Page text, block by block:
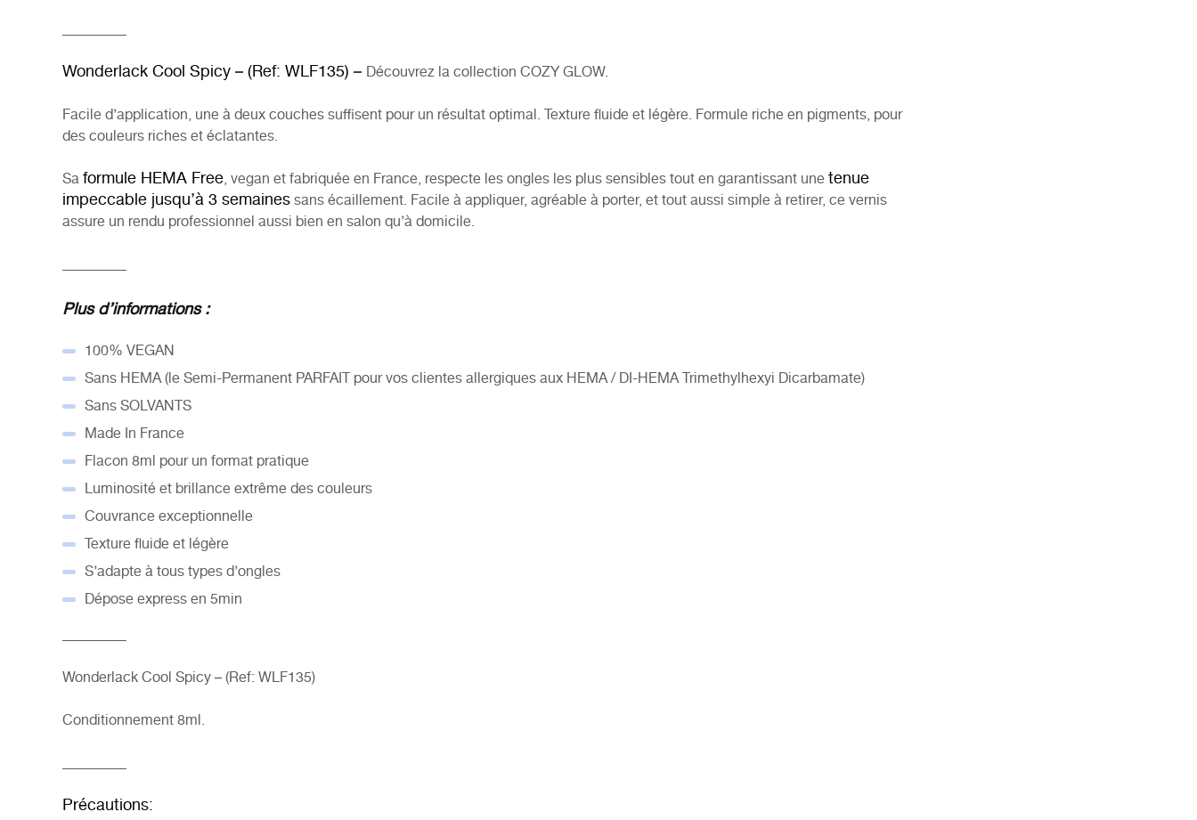
_________
Wonderlack Cool Spicy – (Ref: WLF135) – Découvrez la collection COZY GLOW.
Facile d’application, une à deux couches suffisent pour un résultat optimal. Texture fluide et légère. Formule riche en pigments, pour
des couleurs riches et éclatantes.
Saformule HEMA Free, vegan et fabriquée en France, respecte les ongles les plus sensibles tout en garantissant unetenue
impeccable jusqu’à 3 semainessans écaillement. Facile à appliquer, agréable à porter, et tout aussi simple à retirer, ce vernis
assure un rendu professionnel aussi bien en salon qu’à domicile.
_________
Plus d’informations :
100% VEGAN
Sans HEMA (le Semi-Permanent PARFAIT pour vos clientes allergiques aux HEMA / DI-HEMA Trimethylhexyi Dicarbamate)
Sans SOLVANTS
Made In France
Flacon 8ml pour un format pratique
Luminosité et brillance extrême des couleurs
Couvrance exceptionnelle
Texture fluide et légère
S’adapte à tous types d’ongles
Dépose express en 5min
_________
Wonderlack Cool Spicy – (Ref: WLF135)
Conditionnement 8ml.
_________
Précautions: